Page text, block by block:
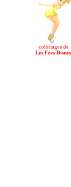
coloriages de
Les Fées